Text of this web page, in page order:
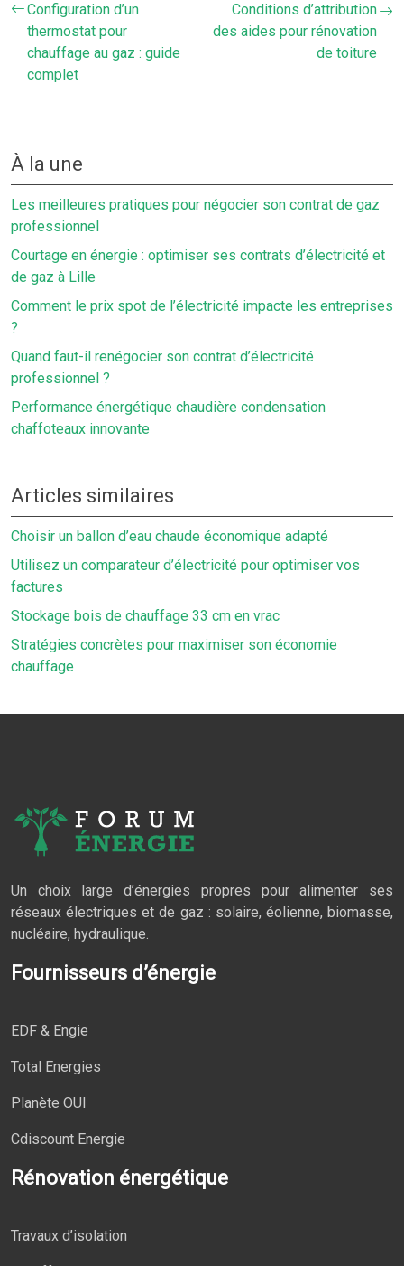
Configuration d’un
thermostat pour
chauffage au gaz : guide
complet
Conditions d’attribution
des aides pour rénovation
de toiture
À la une
Les meilleures pratiques pour négocier son contrat de gaz
professionnel
Courtage en énergie : optimiser ses contrats d’électricité et
de gaz à Lille
Comment le prix spot de l’électricité impacte les entreprises
?
Quand faut-il renégocier son contrat d’électricité
professionnel ?
Performance énergétique chaudière condensation
chaffoteaux innovante
Articles similaires
Choisir un ballon d’eau chaude économique adapté
Utilisez un comparateur d’électricité pour optimiser vos
factures
Stockage bois de chauffage 33 cm en vrac
Stratégies concrètes pour maximiser son économie
chauffage
Un choix large d’énergies propres pour alimenter ses
réseaux électriques et de gaz : solaire, éolienne, biomasse,
nucléaire, hydraulique.
Fournisseurs d’énergie
EDF & Engie
Total Energies
Planète OUI
Cdiscount Energie
Rénovation énergétique
Travaux d’isolation